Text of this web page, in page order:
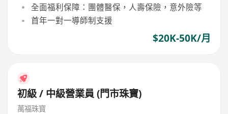
全面福利保障：團體醫保，人壽保險，意外險等
首年一對一導師制支援
$20K-50K/月
初級 / 中級營業員 (門市珠寶)
萬福珠寶